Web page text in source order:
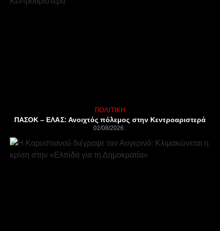
ΠΟΛΙΤΙΚΉ
ΠΑΣΟΚ – ΕΛΑΣ: Ανοιχτός πόλεμος στην Κεντροαριστερά
02/08/2026